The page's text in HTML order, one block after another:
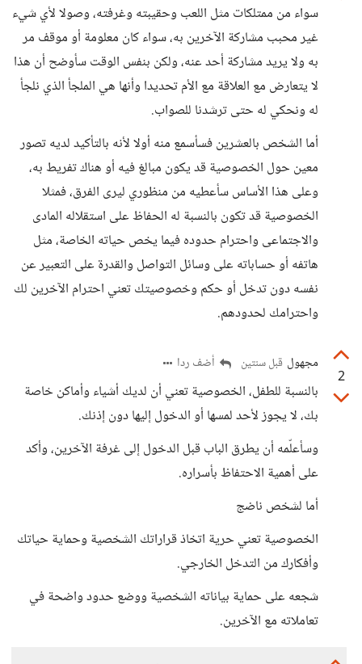
سواء من ممتلكات مثل اللعب وحقيبته وغرفته، وصولا لأي شيء
غير محبب مشاركة الآخرين به، سواء كان معلومة أو موقف مر
به ولا يريد مشاركة أحد عنه، ولكن بنفس الوقت سأوضح أن هذا
لا يتعارض مع العلاقة مع الأم تحديدا وأنها هي الملجأ الذي نلجأ
له ونحكي له حتى ترشدنا للصواب.
أما الشخص بالعشرين فسأسمع منه أولا لأنه بالتأكيد لديه تصور
معين حول الخصوصية قد يكون مبالغ فيه أو هناك تفريط به،
وعلى هذا الأساس سأعطيه من منظوري ليرى الفرق، فمثلا
الخصوصية قد تكون بالنسبة له الحفاظ على استقلاله المادى
والاجتماعى واحترام حدوده فيما يخص حياته الخاصة، مثل
هاتفه أو حساباته على وسائل التواصل والقدرة على التعبير عن
نفسه دون تدخل أو حكم وخصوصيتك تعني احترام الآخرين لك
واحترامك لحدودهم.
2
مجهول قبل سنتين أضف ردا
بالنسبة للطفل، الخصوصية تعني أن لديك أشياء وأماكن خاصة
بك، لا يجوز لأحد لمسها أو الدخول إليها دون إذنك.
وسأعلّمه أن يطرق الباب قبل الدخول إلى غرفة الآخرين، وأكد
على أهمية الاحتفاظ بأسراره.
أما لشخص ناضج
الخصوصية تعني حرية اتخاذ قراراتك الشخصية وحماية حياتك
وأفكارك من التدخل الخارجي.
شجعه على حماية بياناته الشخصية ووضع حدود واضحة في
تعاملاته مع الآخرين.